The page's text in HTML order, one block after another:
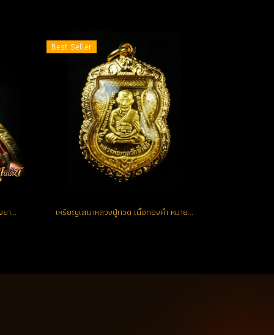
เหรียญเสมาหลวงปู่ทวด เนื้อทองคำลงยาสีแดง หมายเลข 166 (ขายแล้ว)
Best Seller
เหรียญเสมาหลวงปู่ทวด เนื้อทองคำ หมายเลข 22 สวยแชมป์ (ขายแล้ว)